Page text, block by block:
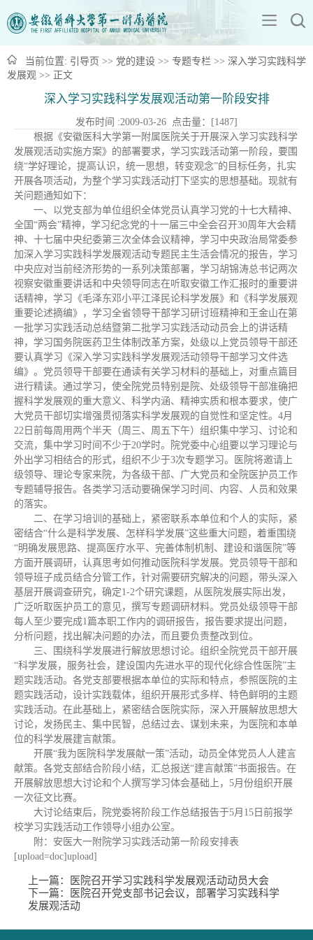
当前位置: 引导页 >> 党的建设 >> 专题专栏 >> 深入学习实践科学
发展观 >> 正文
深入学习实践科学发展观活动第一阶段安排
发布时间 :2009-03-26 点击量：[1487]
根据《安徽医科大学第一附属医院关于开展深入学习实践科学
发展观活动实施方案》的部署要求，学习实践活动第一阶段，要围
绕“学好理论，提高认识，统一思想，转变观念”的目标任务，扎实
开展各项活动，为整个学习实践活动打下坚实的思想基础。现就有
关问题通知如下：
一、以党支部为单位组织全体党员认真学习党的十七大精神、
全国“两会”精神，学习纪念党的十一届三中全会召开30周年大会精
神、十七届中央纪委第三次全体会议精神，学习中央政治局常委参
加深入学习实践科学发展观活动专题民主生活会情况的报告，学习
中央应对当前经济形势的一系列决策部署，学习胡锦涛总书记两次
视察安徽重要讲话和中央领导同志在听取安徽工作汇报时的重要讲
话精神，学习《毛泽东邓小平江泽民论科学发展》和《科学发展观
重要论述摘编》，学习全省领导干部学习研讨班精神和王金山在第
一批学习实践活动总结暨第二批学习实践活动动员会上的讲话精
神，学习国务院医药卫生体制改革方案，处级以上党员领导干部还
要认真学习《深入学习实践科学发展观活动领导干部学习文件选
编》。党员领导干部要在通读有关学习材料的基础上，对重点篇目
进行精读。通过学习，使全院党员特别是院、处级领导干部准确把
握科学发展观的重大意义、科学内涵、精神实质和根本要求，使广
大党员干部切实增强贯彻落实科学发展观的自觉性和坚定性。4月
22日前每周用两个半天（周三、周五下午）组织集中学习、讨论和
交流，集中学习时间不少于20学时。院党委中心组要以学习理论与
外出学习相结合的形式，组织不少于3次专题学习。医院将邀请上
级领导、理论专家来院，为各级干部、广大党员和全院医护员工作
专题辅导报告。各类学习活动要确保学习时间、内容、人员和效果
的落实。
二、在学习培训的基础上，紧密联系本单位和个人的实际，紧
密结合“什么是科学发展、怎样科学发展”这些重大问题，着重围绕
“明确发展思路、提高医疗水平、完善体制机制、建设和谐医院”等
方面开展调研，认真思考如何推动医院科学发展。党员领导干部和
领导班子成员结合分管工作，针对需要研究解决的问题，带头深入
基层开展调查研究，确定1-2个研究课题，从医院发展实际出发，
广泛听取医护员工的意见，撰写专题调研材料。党员处级领导干部
每人至少要完成1篇本职工作内的调研报告，报告要求提出问题，
分析问题，找出解决问题的办法，而且要负责整改到位。
三、围绕科学发展进行解放思想讨论。组织全院党员干部开展
“科学发展，服务社会，建设国内先进水平的现代化综合性医院”主
题实践活动。各党支部要根据本单位的实际和特点，参照医院的主
题实践活动，设计实践载体，组织开展形式多样、特色鲜明的主题
实践活动。在此基础上，紧密结合医院实际，深入开展解放思想大
讨论，发扬民主、集中民智，总结过去、谋划未来，为医院和本单
位的科学发展建言献策。
开展“我为医院科学发展献一策”活动，动员全体党员人人建言
献策。各党支部结合阶段小结，汇总报送“建言献策”书面报告。在
开展解放思想大讨论和个人撰写学习体会基础上，5月份组织开展
一次征文比赛。
大讨论结束后，院党委将阶段工作总结报告于5月15日前报学
校学习实践活动工作领导小组办公室。
附：安医大一附院学习实践活动第一阶段安排表
[upload=doc]upload]
上一篇：
医院召开学习实践科学发展观活动动员大会
下一篇：
医院召开党支部书记会议，部署学习实践科学
发展观活动